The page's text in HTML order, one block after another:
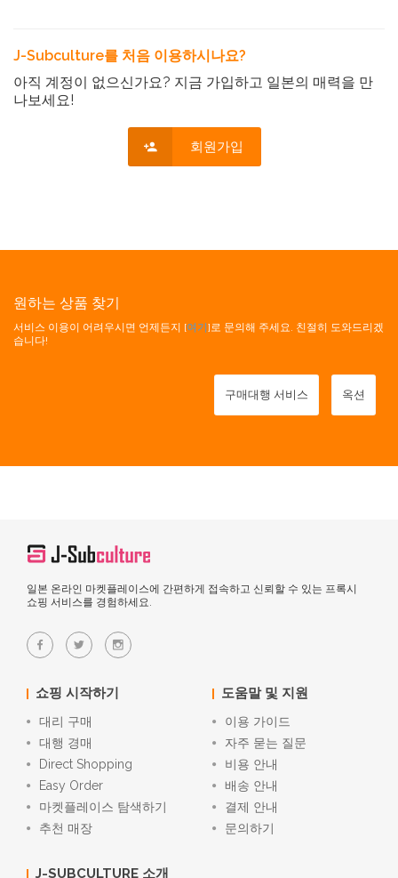
J-Subculture를 처음 이용하시나요?
아직 계정이 없으신가요? 지금 가입하고 일본의 매력을 만
나보세요!
회원가입
원하는 상품 찾기
서비스 이용이 어려우시면 언제든지 [여기 ]로 문의해 주세요. 친절히 도와드리겠
습니다!
구매대행 서비스 옥션
일본 온라인 마켓플레이스에 간편하게 접속하고 신뢰할 수 있는 프록시
쇼핑 서비스를 경험하세요.
쇼핑 시작하기
대리 구매
대행 경매
Direct Shopping
Easy Order
마켓플레이스 탐색하기
추천 매장
도움말 및 지원
이용 가이드
자주 묻는 질문
비용 안내
배송 안내
결제 안내
문의하기
J-SUBCULTURE 소개